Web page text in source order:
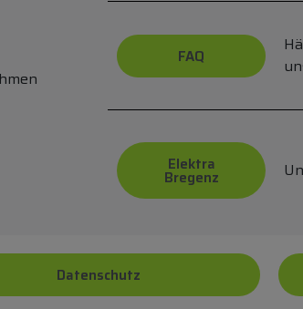
FAQ
Elektra
Bregenz
Datenschutz